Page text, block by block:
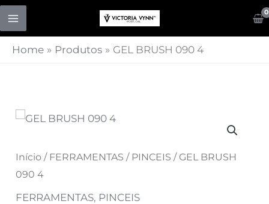
Skip
content
Home Produtos GEL BRUSH 090 4
Início / FERRAMENTAS / PINCEIS / GEL BRUSH
090 4
FERRAMENTAS, PINCEIS
Quantidade
GEL
BRUSH
090